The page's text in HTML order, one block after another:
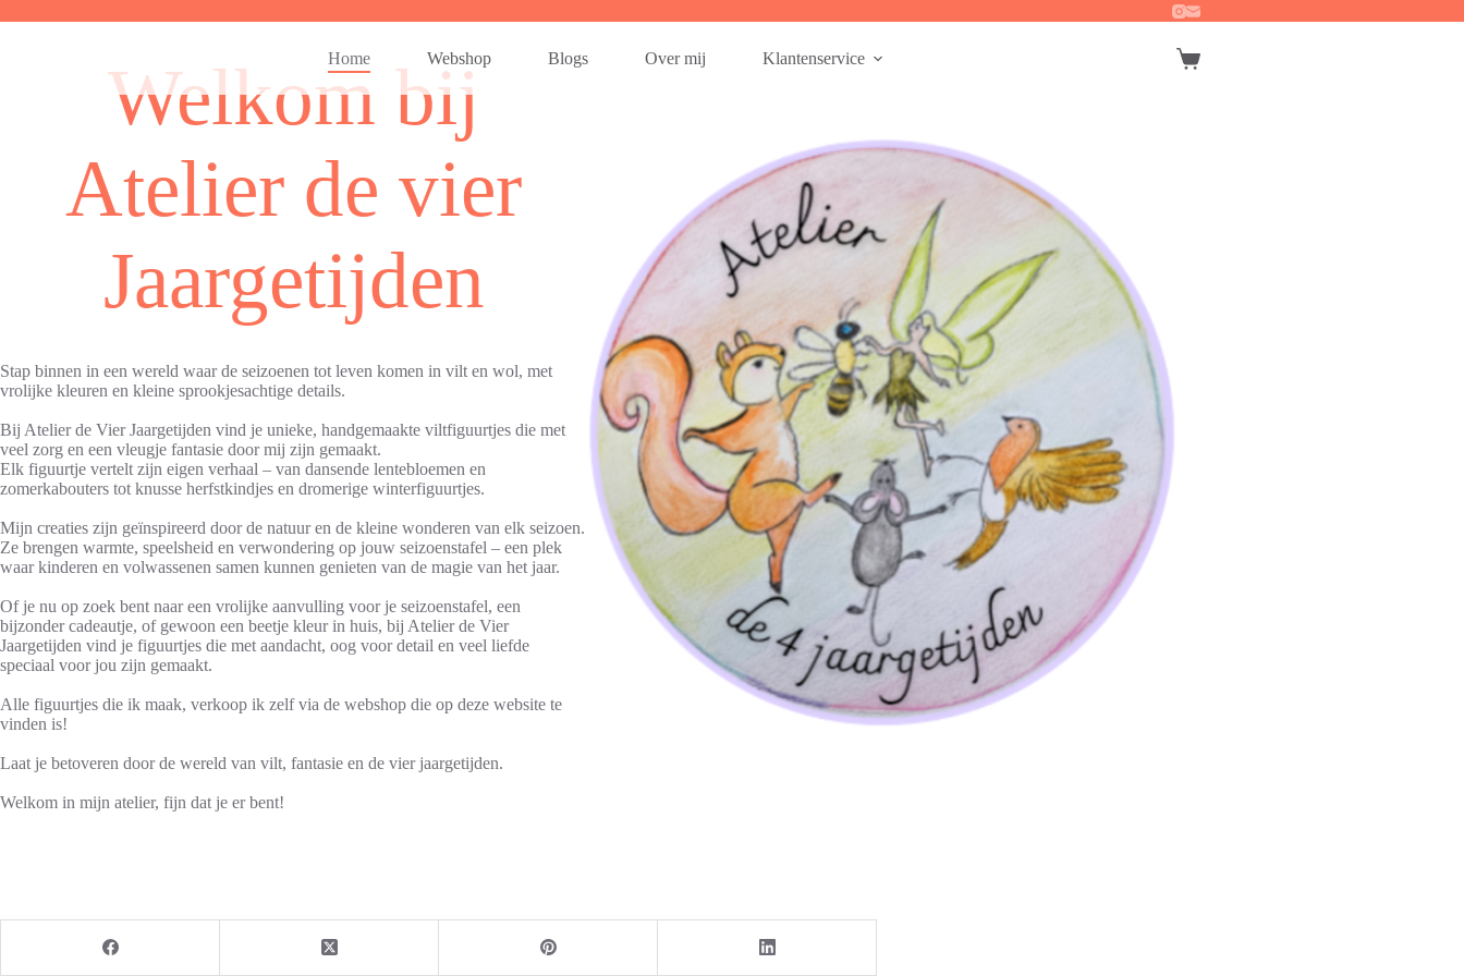
naar
Home Webshop Blogs Over mij Klantenservice Winkelwagen
Welkom bij
Atelier de vier
Jaargetijden
Stap binnen in een wereld waar de seizoenen tot leven komen in vilt en wol, met
vrolijke kleuren en kleine sprookjesachtige details.
Bij Atelier de Vier Jaargetijden vind je unieke, handgemaakte viltfiguurtjes die met
veel zorg en een vleugje fantasie door mij zijn gemaakt.
Elk figuurtje vertelt zijn eigen verhaal – van dansende lentebloemen en
zomerkabouters tot knusse herfstkindjes en dromerige winterfiguurtjes.
Mijn creaties zijn geïnspireerd door de natuur en de kleine wonderen van elk seizoen.
Ze brengen warmte, speelsheid en verwondering op jouw seizoenstafel – een plek
waar kinderen en volwassenen samen kunnen genieten van de magie van het jaar.
Of je nu op zoek bent naar een vrolijke aanvulling voor je seizoenstafel, een
bijzonder cadeautje, of gewoon een beetje kleur in huis, bij Atelier de Vier
Jaargetijden vind je figuurtjes die met aandacht, oog voor detail en veel liefde
speciaal voor jou zijn gemaakt.
Alle figuurtjes die ik maak, verkoop ik zelf via de webshop die op deze website te
vinden is!
Laat je betoveren door de wereld van vilt, fantasie en de vier jaargetijden.
Welkom in mijn atelier, fijn dat je er bent!